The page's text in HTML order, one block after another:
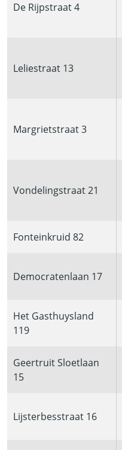
De Rijpstraat 4
Leliestraat 13
Margrietstraat 3
Vondelingstraat 21
Fonteinkruid 82
Democratenlaan 17
Het Gasthuysland
119
Geertruit Sloetlaan
15
Lijsterbesstraat 16